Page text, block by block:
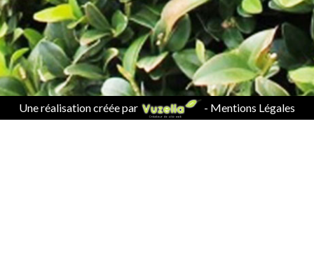
Une réalisation créée par - Mentions Légales